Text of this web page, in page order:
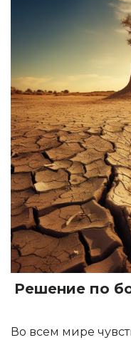
Решение по
Во всем мире